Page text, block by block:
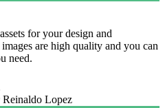
for your design and
are high quality and you can
need.
Reinaldo Lopez